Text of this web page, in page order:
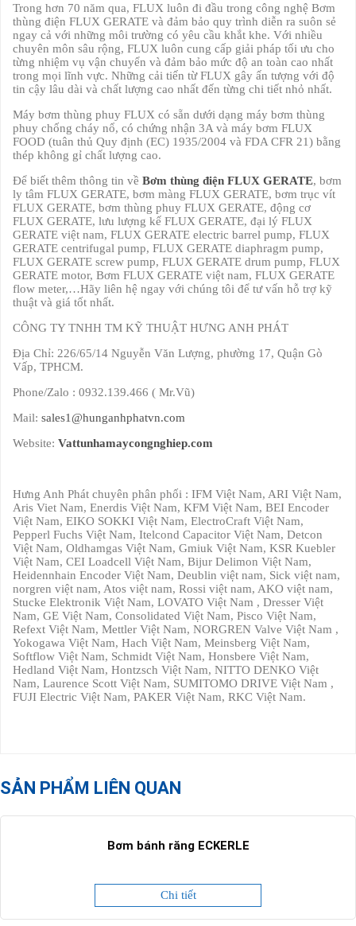
Trong hơn 70 năm qua, FLUX luôn đi đầu trong công nghệ Bơm
thùng điện FLUX GERATE và đảm bảo quy trình diễn ra suôn sẻ
ngay cả với những môi trường có yêu cầu khắt khe. Với nhiều
chuyên môn sâu rộng, FLUX luôn cung cấp giải pháp tối ưu cho
từng nhiệm vụ vận chuyển và đảm bảo mức độ an toàn cao nhất
trong mọi lĩnh vực. Những cải tiến từ FLUX gây ấn tượng với độ
tin cậy lâu dài và chất lượng cao nhất đến từng chi tiết nhỏ nhất.
Máy bơm thùng phuy FLUX có sẵn dưới dạng máy bơm thùng
phuy chống cháy nổ, có chứng nhận 3A và máy bơm FLUX
FOOD (tuân thủ Quy định (EC) 1935/2004 và FDA CFR 21) bằng
thép không gỉ chất lượng cao.
Để biết thêm thông tin về Bơm thùng điện FLUX GERATE, bơm
ly tâm FLUX GERATE, bơm màng FLUX GERATE, bơm trục vít
FLUX GERATE, bơm thùng phuy FLUX GERATE, động cơ
FLUX GERATE, lưu lượng kế FLUX GERATE, đại lý FLUX
GERATE việt nam, FLUX GERATE electric barrel pump, FLUX
GERATE centrifugal pump, FLUX GERATE diaphragm pump,
FLUX GERATE screw pump, FLUX GERATE drum pump, FLUX
GERATE motor, Bơm FLUX GERATE việt nam, FLUX GERATE
flow meter,…Hãy liên hệ ngay với chúng tôi để tư vấn hỗ trợ kỹ
thuật và giá tốt nhất.
CÔNG TY TNHH TM KỸ THUẬT HƯNG ANH PHÁT
Địa Chỉ: 226/65/14 Nguyễn Văn Lượng, phường 17, Quận Gò
Vấp, TPHCM.
Phone/Zalo : 0932.139.466 ( Mr.Vũ)
Mail: sales1@hunganhphatvn.com
Website: Vattunhamaycongnghiep.com
Hưng Anh Phát chuyên phân phối : IFM Việt Nam, ARI Việt Nam,
Aris Viet Nam, Enerdis Việt Nam, KFM Việt Nam, BEI Encoder
Việt Nam, EIKO SOKKI Việt Nam, ElectroCraft Việt Nam,
Pepperl Fuchs Việt Nam, Itelcond Capacitor Việt Nam, Detcon
Việt Nam, Oldhamgas Việt Nam, Gmiuk Việt Nam, KSR Kuebler
Việt Nam, CEI Loadcell Việt Nam, Bijur Delimon Việt Nam,
Heidennhain Encoder Việt Nam, Deublin việt nam, Sick việt nam,
norgren việt nam, Atos việt nam, Rossi việt nam, AKO việt nam,
Stucke Elektronik Việt Nam, LOVATO Việt Nam , Dresser Việt
Nam, GE Việt Nam, Consolidated Việt Nam, Pisco Việt Nam,
Refext Việt Nam, Mettler Việt Nam, NORGREN Valve Việt Nam ,
Yokogawa Việt Nam, Hach Việt Nam, Meinsberg Việt Nam,
Softflow Việt Nam, Schmidt Việt Nam, Honsbere Việt Nam,
Hedland Việt Nam, Hontzsch Việt Nam, NITTO DENKO Việt
Nam, Laurence Scott Việt Nam, SUMITOMO DRIVE Việt Nam ,
FUJI Electric Việt Nam, PAKER Việt Nam, RKC Việt Nam.
SẢN PHẨM LIÊN QUAN
Bơm bánh răng ECKERLE
Chi tiết